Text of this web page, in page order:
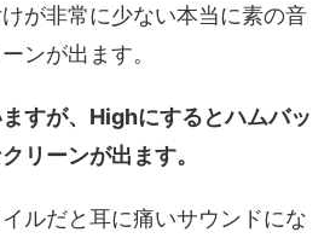
が非常に少ない本当に素の音
ンが出ます。
すが、Highにするとハムバッ
リーンが出ます。
ルだと耳に痛いサウンドにな